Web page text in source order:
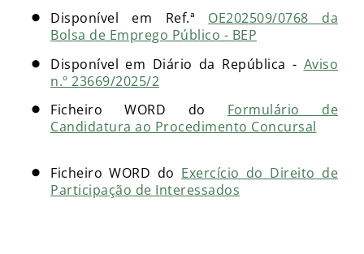
Disponível em Ref.ª OE202509/0768 da
Bolsa de Emprego Público - BEP
Disponível em Diário da República - Aviso
n.º 23669/2025/2
Ficheiro WORD do Formulário de
Candidatura ao Procedimento Concursal
Ficheiro WORD do Exercício do Direito de
Participação de Interessados